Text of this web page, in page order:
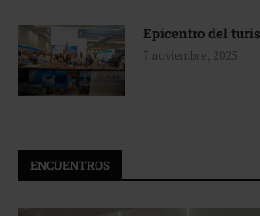
Epicentro del
7 noviembre, 2025
ENCUENTROS